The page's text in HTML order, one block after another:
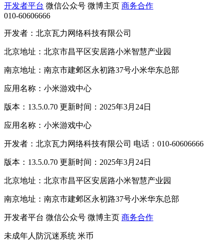
开发者平台 微信公众号 微博主页 商务合作
010-60606666
开发者：北京瓦力网络科技有限公司
北京地址：北京市昌平区安居路小米智慧产业园
南京地址：南京市建邺区永初路37号小米华东总部
应用名称：小米游戏中心
版本：13.5.0.70 更新时间：2025年3月24日
应用名称：小米游戏中心
开发者：北京瓦力网络科技有限公司 电话：010-60606666
版本：13.5.0.70 更新时间：2025年3月24日
北京地址：北京市昌平区安居路小米智慧产业园
南京地址：南京市建邺区永初路37号小米华东总部
开发者平台 微信公众号 微博主页 商务合作
未成年人防沉迷系统 米币